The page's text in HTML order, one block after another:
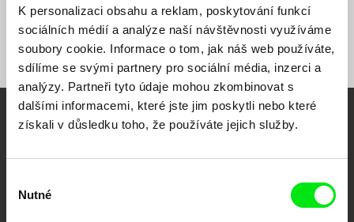
K personalizaci obsahu a reklam, poskytování funkcí
sociálních médií a analýze naší návštěvnosti využíváme
soubory cookie. Informace o tom, jak náš web používáte,
sdílíme se svými partnery pro sociální média, inzerci a
analýzy. Partneři tyto údaje mohou zkombinovat s
dalšími informacemi, které jste jim poskytli nebo které
získali v důsledku toho, že používáte jejich služby.
souhlasu
Nutné
Vaše online
dokumentární kino